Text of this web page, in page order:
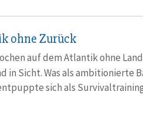
ohne Zurück
auf dem Atlantik ohne
in Sicht. Was als ambitionierte
sich als